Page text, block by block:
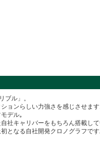
ブル」。
ョンらしい力強さを感じさせます
デル｡
社キャリバーをもちろん搭載して
となる自社開発クロノグラフです